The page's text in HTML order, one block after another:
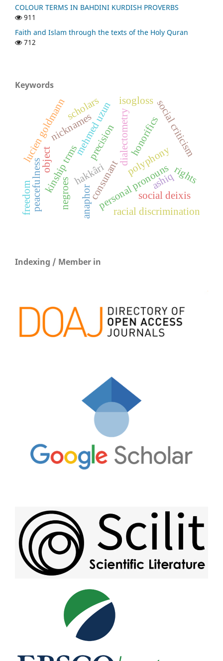
COLOUR TERMS IN BAHDINI KURDISH PROVERBS
911
Faith and Islam through the texts of the Holy Quran
712
Keywords
hakkâri
dialectometry
mehmed uzun
polyphony
personal pronouns
kinship trms
nicknames honorifics
social deixis
ashiq
lucien goldmann social criticism
consunant
precision
isogloss
racial discrimination
peacefulness negroes
freedom
rights
object
anaphor
scholars
Indexing / Member in